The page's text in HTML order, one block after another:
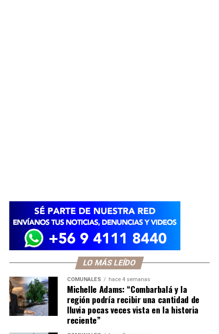
LO MÁS LEÍDO
COMUNALES hace 4 semanas
Michelle Adams: “Combarbalá y la
región podría recibir una cantidad de
lluvia pocas veces vista en la historia
reciente”